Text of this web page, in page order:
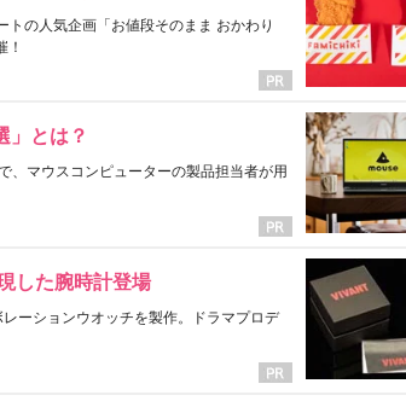
の人気企画「お値段そのまま おかわり
！
」とは？
、マウスコンピューターの製品担当者が用
した腕時計登場
ーションウオッチを製作。ドラマプロデ